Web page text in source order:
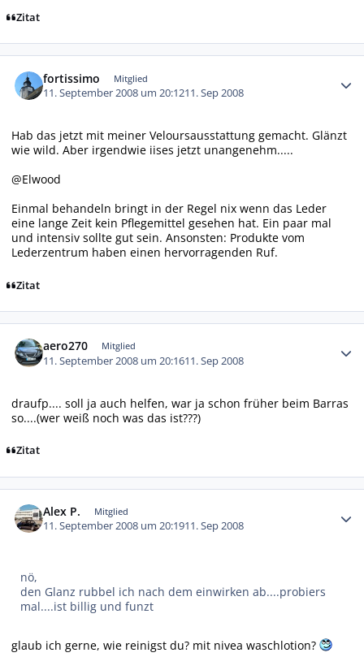
Zitat
fortissimo Mitglied
11. September 2008 um 20:1211. Sep 2008
Hab das jetzt mit meiner Veloursausstattung gemacht. Glänzt
wie wild. Aber irgendwie iises jetzt unangenehm.....
@Elwood
Einmal behandeln bringt in der Regel nix wenn das Leder
eine lange Zeit kein Pflegemittel gesehen hat. Ein paar mal
und intensiv sollte gut sein. Ansonsten: Produkte vom
Lederzentrum haben einen hervorragenden Ruf.
Zitat
aero270 Mitglied
11. September 2008 um 20:1611. Sep 2008
draufp.... soll ja auch helfen, war ja schon früher beim Barras
so....(wer weiß noch was das ist???)
Zitat
Alex P. Mitglied
11. September 2008 um 20:1911. Sep 2008
nö,
den Glanz rubbel ich nach dem einwirken ab....probiers
mal....ist billig und funzt
glaub ich gerne, wie reinigst du? mit nivea waschlotion?